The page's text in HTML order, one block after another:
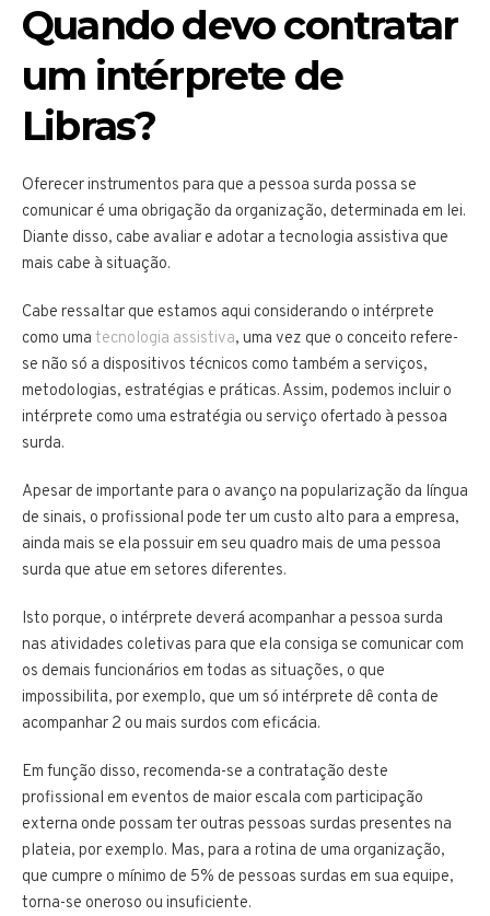
Quando devo contratar
um intérprete de
Libras?
Oferecer instrumentos para que a pessoa surda possa se
comunicar é uma obrigação da organização, determinada em lei.
Diante disso, cabe avaliar e adotar a tecnologia assistiva que
mais cabe à situação.
Cabe ressaltar que estamos aqui considerando o intérprete
como uma tecnologia assistiva, uma vez que o conceito refere-
se não só a dispositivos técnicos como também a serviços,
metodologias, estratégias e práticas. Assim, podemos incluir o
intérprete como uma estratégia ou serviço ofertado à pessoa
surda.
Apesar de importante para o avanço na popularização da língua
de sinais, o profissional pode ter um custo alto para a empresa,
ainda mais se ela possuir em seu quadro mais de uma pessoa
surda que atue em setores diferentes.
Isto porque, o intérprete deverá acompanhar a pessoa surda
nas atividades coletivas para que ela consiga se comunicar com
os demais funcionários em todas as situações, o que
impossibilita, por exemplo, que um só intérprete dê conta de
acompanhar 2 ou mais surdos com eficácia.
Em função disso, recomenda-se a contratação deste
profissional em eventos de maior escala com participação
externa onde possam ter outras pessoas surdas presentes na
plateia, por exemplo. Mas, para a rotina de uma organização,
que cumpre o mínimo de 5% de pessoas surdas em sua equipe,
torna-se oneroso ou insuficiente.